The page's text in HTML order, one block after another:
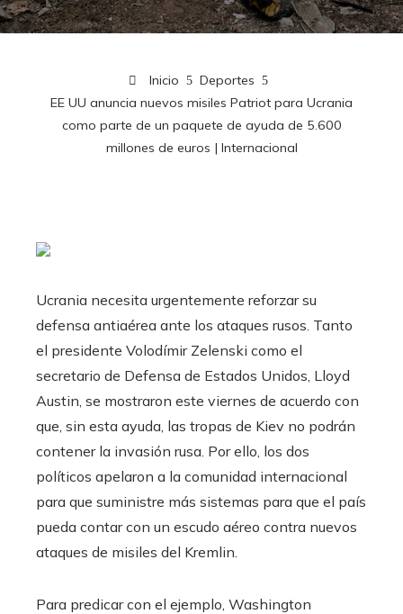
Inicio
Deportes
EE UU anuncia nuevos misiles Patriot para Ucrania
como parte de un paquete de ayuda de 5.600
millones de euros | Internacional
Ucrania necesita urgentemente reforzar su
defensa antiaérea ante los ataques rusos. Tanto
el presidente Volodímir Zelenski como el
secretario de Defensa de Estados Unidos, Lloyd
Austin, se mostraron este viernes de acuerdo con
que, sin esta ayuda, las tropas de Kiev no podrán
contener la invasión rusa. Por ello, los dos
políticos apelaron a la comunidad internacional
para que suministre más sistemas para que el país
pueda contar con un escudo aéreo contra nuevos
ataques de misiles del Kremlin.
Para predicar con el ejemplo, Washington